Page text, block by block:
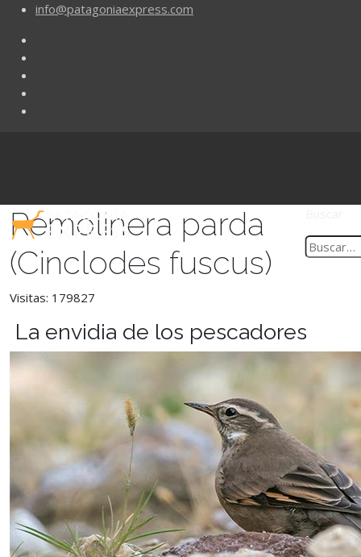
info@patagoniaexpress.com
Remolinera parda
(Cinclodes fuscus)
Visitas: 179827
La envidia de los pescadores